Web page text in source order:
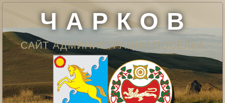
Ч А Р К О В
САЙТ АДМИНИСТРАЦИИ ПОСЁЛКА